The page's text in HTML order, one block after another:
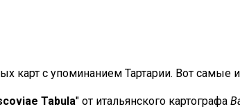
карт с упоминанием Тартарии. Вот самые
Tabula" от итальянского картографа